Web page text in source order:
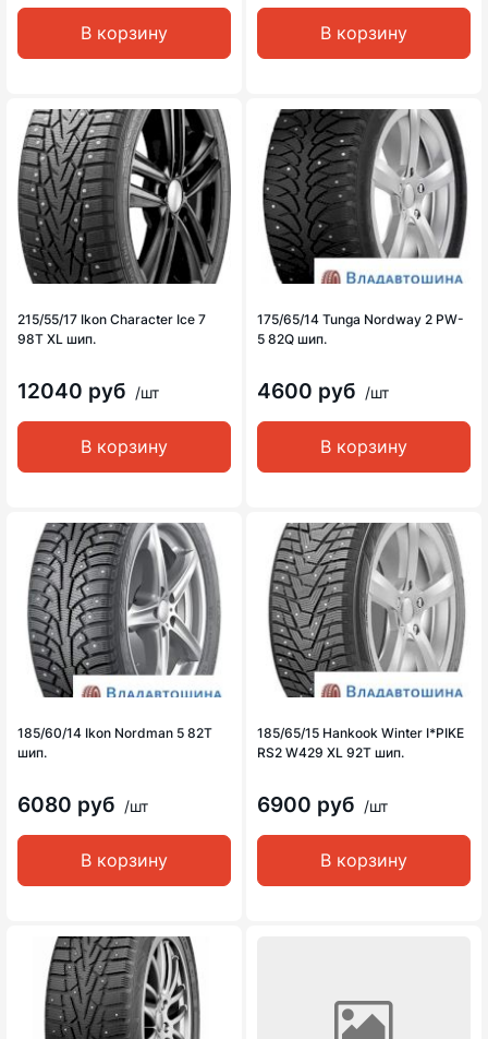
В корзину В корзину
215/55/17 Ikon Character Ice 7
98T XL шип.
12040 руб /шт
В корзину
175/65/14 Tunga Nordway 2 PW-
5 82Q шип.
4600 руб /шт
В корзину
185/60/14 Ikon Nordman 5 82T
шип.
6080 руб /шт
В корзину
185/65/15 Hankook Winter I*PIKE
RS2 W429 XL 92T шип.
6900 руб /шт
В корзину